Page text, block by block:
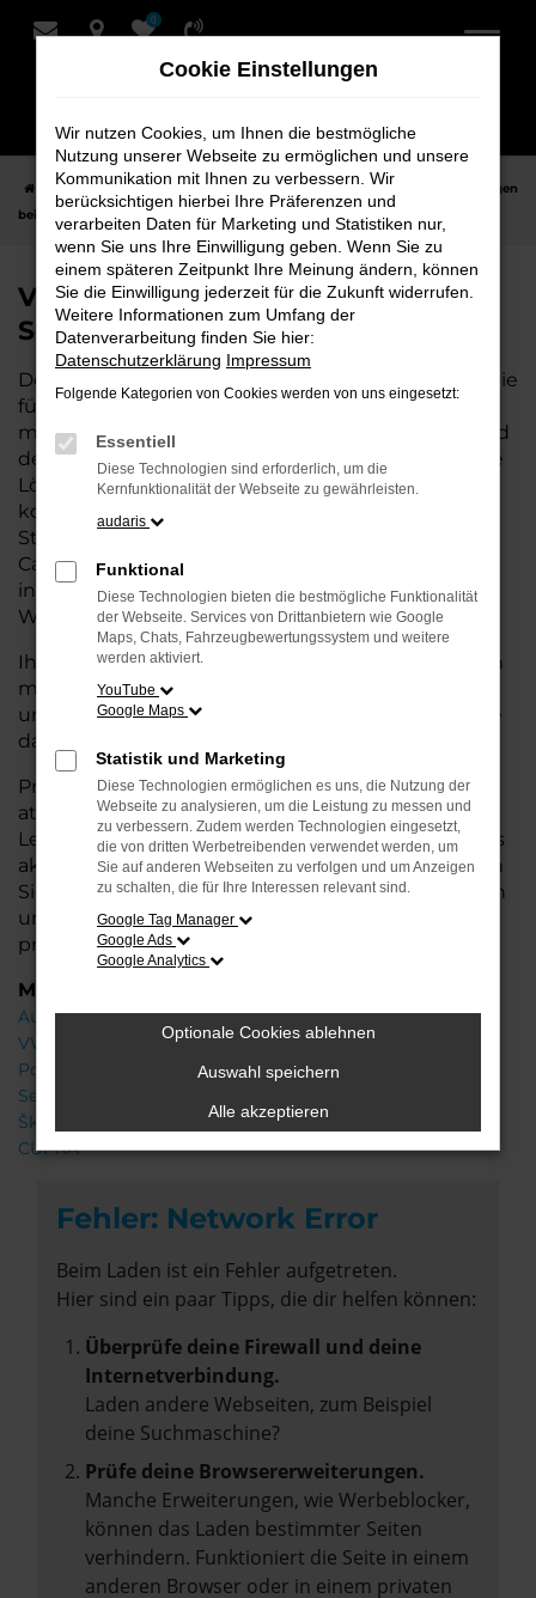
Zum
0
Startseite Leer VW VW T7 Caravelle
VW T7 Caravelle Neuwagen
bei Schmidt + Koch für Leer
VW T7 Caravelle Neuwagen bei
Schmidt + Koch für Leer
Der VW T7 Caravelle ist die perfekte Wahl für alle, die
für Leer einen Neuwagen suchen. Mit seiner
modernen Technik, seinem effizienten Antrieb und
dem stilvollen Design ist der T7 Caravelle die ideale
Lösung für jeden, der ein zuverlässiges und
komfortables Fahrzeug möchte. Egal, ob für den
Stadtverkehr oder längere Fahrten – der T7
Caravelle bietet Ihnen höchsten Fahrkomfort,
innovative Features und eine herausragende
Wirtschaftlichkeit.
Ihr VW Autohaus in der Nähe von Leer steht Ihnen
mit einer breiten Auswahl an Neuwagen zur Seite
und bietet Ihnen umfassende
, damit Sie
das für Sie passende Fahrzeug finden.
Profitieren Sie von zusätzlichen Services wie
attraktiven Finanzierungsmöglichkeiten,
Leasingangeboten und der Inzahlungnahme Ihres
aktuellen Fahrzeugs. Besuchen Sie uns und lassen
Sie sich von unseren Experten beraten – wir freuen
uns, Ihnen den perfekten Neuwagen zu
präsentieren!
Marken
Audi
VW
Porsche
Seat
Škoda
CUPRA
Fehler: Network Error
Beim Laden ist ein Fehler aufgetreten.
Hier sind ein paar Tipps, die dir helfen können:
Überprüfe deine Firewall und deine
Internetverbindung.
Laden andere Webseiten, zum Beispiel
deine Suchmaschine?
Prüfe deine Browsererweiterungen.
Manche Erweiterungen, wie Werbeblocker,
können das Laden bestimmter Seiten
verhindern. Funktioniert die Seite in einem
anderen Browser oder in einem privaten
Cookie Einstellungen
Wir nutzen Cookies, um Ihnen die bestmögliche
Nutzung unserer Webseite zu ermöglichen und unsere
Kommunikation mit Ihnen zu verbessern. Wir
berücksichtigen hierbei Ihre Präferenzen und
verarbeiten Daten für Marketing und Statistiken nur,
wenn Sie uns Ihre Einwilligung geben. Wenn Sie zu
einem späteren Zeitpunkt Ihre Meinung ändern, können
Sie die Einwilligung jederzeit für die Zukunft widerrufen.
Weitere Informationen zum Umfang der
Datenverarbeitung finden Sie hier:
Datenschutzerklärung Impressum
Folgende Kategorien von Cookies werden von uns eingesetzt:
Essentiell
Diese Technologien sind erforderlich, um die
Kernfunktionalität der Webseite zu gewährleisten.
audaris
Funktional
Diese Technologien bieten die bestmögliche Funktionalität
der Webseite. Services von Drittanbietern wie Google
Maps, Chats, Fahrzeugbewertungssystem und weitere
werden aktiviert.
YouTube
Google Maps
Statistik und Marketing
Diese Technologien ermöglichen es uns, die Nutzung der
Webseite zu analysieren, um die Leistung zu messen und
zu verbessern. Zudem werden Technologien eingesetzt,
die von dritten Werbetreibenden verwendet werden, um
Sie auf anderen Webseiten zu verfolgen und um Anzeigen
zu schalten, die für Ihre Interessen relevant sind.
Google Tag Manager
Google Ads
Google Analytics
Optionale Cookies ablehnen
Auswahl speichern
Alle akzeptieren